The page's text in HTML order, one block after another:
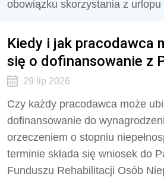
obowiązku skorzystania z urlopu
Kiedy i jak pracodawca
się o dofinansowanie z
29 lip 2026
Czy każdy pracodawca może
dofinansowanie do
orzeczeniem o stopniu
terminie składa się wniosek do
Funduszu Rehabilitacji Osób